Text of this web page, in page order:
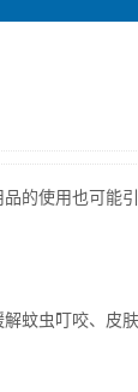
的使用也可能
蚊虫叮咬、皮肤